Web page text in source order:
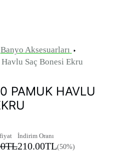
Banyo Aksesuarları
Saç Bonesi Ekru
PAMUK HAVLU
İndirim Oranı
210.00TL(50%)